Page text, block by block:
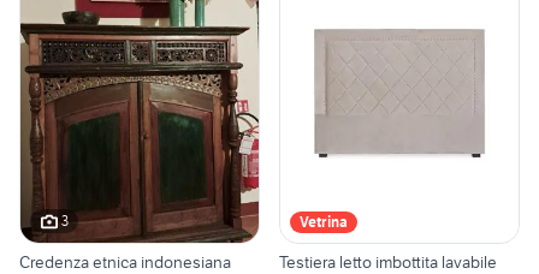
3
Credenza etnica indonesiana
Vetrina
Testiera letto imbottita lavabile